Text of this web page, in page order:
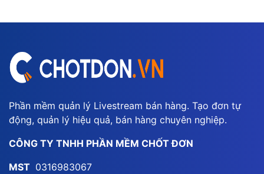
Phần mềm quản lý Livestream bán hàng. Tạo đơn tự
động, quản lý hiệu quả, bán hàng chuyên nghiệp.
CÔNG TY TNHH PHẦN MỀM CHỐT ĐƠN
MST 0316983067